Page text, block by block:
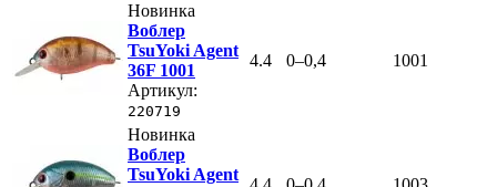
Новинка
Воблер
TsuYoki Agent
36F 1001
Артикул:
220719
4.4 0–0,4 1001
Новинка
Воблер
TsuYoki Agent